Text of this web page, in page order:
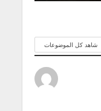
شاهد كل الموضوعات